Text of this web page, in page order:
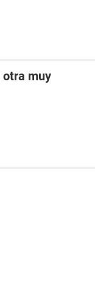
otra muy